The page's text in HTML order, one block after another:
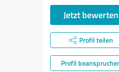
Jetzt bewerten
Profil teilen
Profil